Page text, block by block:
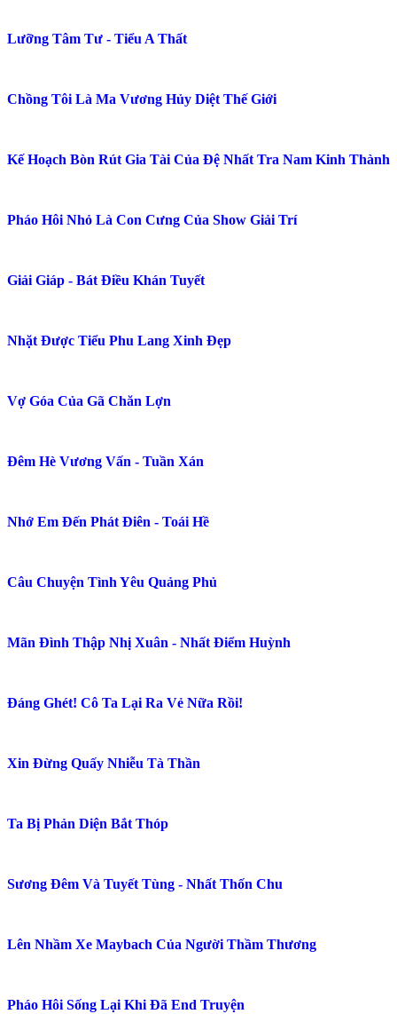
Lưỡng Tâm Tư - Tiểu A Thất
Chồng Tôi Là Ma Vương Hủy Diệt Thế Giới
Kế Hoạch Bòn Rút Gia Tài Của Đệ Nhất Tra Nam Kinh Thành
Pháo Hôi Nhỏ Là Con Cưng Của Show Giải Trí
Giải Giáp - Bát Điều Khán Tuyết
Nhặt Được Tiểu Phu Lang Xinh Đẹp
Vợ Góa Của Gã Chăn Lợn
Đêm Hè Vương Vấn - Tuần Xán
Nhớ Em Đến Phát Điên - Toái Hề
Câu Chuyện Tình Yêu Quảng Phủ
Mãn Đình Thập Nhị Xuân - Nhất Điểm Huỳnh
Đáng Ghét! Cô Ta Lại Ra Vẻ Nữa Rồi!
Xin Đừng Quấy Nhiễu Tà Thần
Ta Bị Phản Diện Bắt Thóp
Sương Đêm Và Tuyết Tùng - Nhất Thốn Chu
Lên Nhầm Xe Maybach Của Người Thầm Thương
Pháo Hôi Sống Lại Khi Đã End Truyện